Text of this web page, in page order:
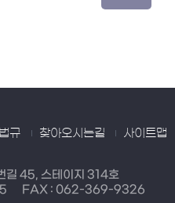
규 찾아오시는길 사이트맵
길 45, 스테이지 314호
FAX : 062-369-9326